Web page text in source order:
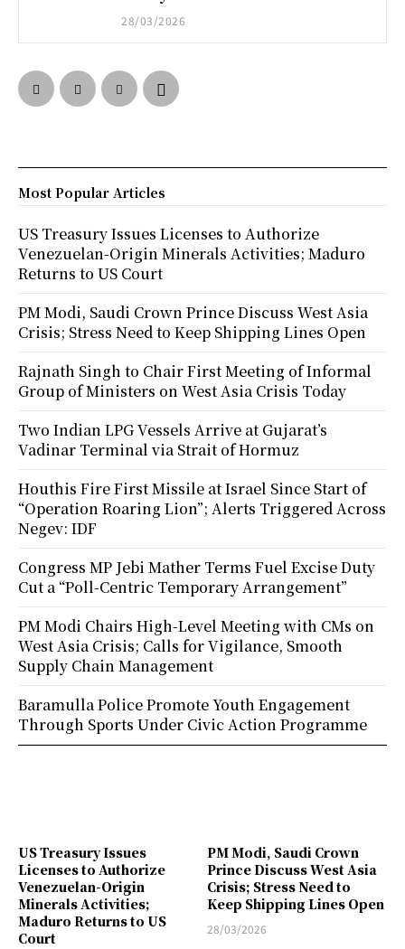
28/03/2026
US Treasury Issues
Licenses to Authorize
Venezuelan-Origin
Minerals Activities;
Maduro Returns to US
Court
PM Modi, Saudi Crown
Prince Discuss West Asia
Crisis; Stress Need to
Keep Shipping Lines Open
28/03/2026
Most Popular Articles
US Treasury Issues Licenses to Authorize
Venezuelan-Origin Minerals Activities; Maduro
Returns to US Court
PM Modi, Saudi Crown Prince Discuss West Asia
Crisis; Stress Need to Keep Shipping Lines Open
Rajnath Singh to Chair First Meeting of Informal
Group of Ministers on West Asia Crisis Today
Two Indian LPG Vessels Arrive at Gujarat’s
Vadinar Terminal via Strait of Hormuz
Houthis Fire First Missile at Israel Since Start of
“Operation Roaring Lion”; Alerts Triggered Across
Negev: IDF
Congress MP Jebi Mather Terms Fuel Excise Duty
Cut a “Poll-Centric Temporary Arrangement”
PM Modi Chairs High-Level Meeting with CMs on
West Asia Crisis; Calls for Vigilance, Smooth
Supply Chain Management
Baramulla Police Promote Youth Engagement
Through Sports Under Civic Action Programme